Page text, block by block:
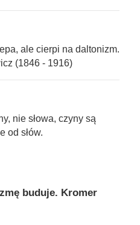
ale cierpi na daltonizm.
(1846 - 1916)
nie słowa, czyny są
od słów.
buduje. Kromer